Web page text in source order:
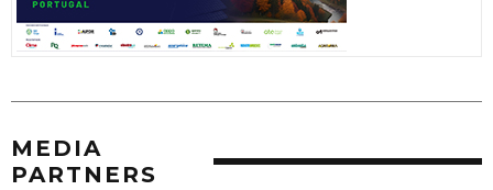
MEDIA
PARTNERS